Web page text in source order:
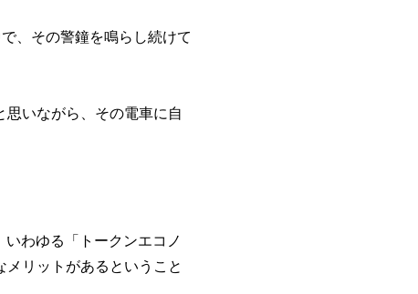
、その警鐘を鳴らし続けて
いながら、その電車に自
わゆる「トークンエコノ
リットがあるということ